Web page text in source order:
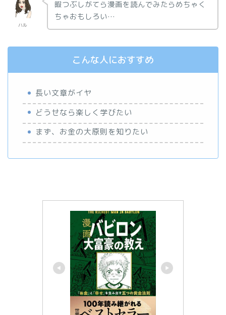
ハル
暇つぶしがてら漫画を読んでみたらめちゃく
ちゃおもしろい…
こんな人におすすめ
長い文章がイヤ
どうせなら楽しく学びたい
まず、お金の大原則を知りたい